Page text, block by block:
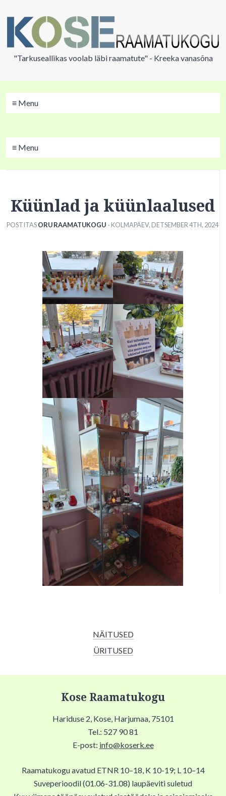
"Tarkuseallikas voolab läbi raamatute" - Kreeka vanasõna
≡ Menu
≡ Menu
Küünlad ja küünlaalused
POSTITASORU RAAMATUKOGU · KOLMAPÄEV, DETSEMBER4TH, 2024
NÄITUSED
ÜRITUSED
Kose Raamatukogu
Hariduse 2, Kose, Harjumaa, 75101
Tel.: 527 90 81
E-post: info@koserk.ee
Raamatukogu avatud ETNR 10–18, K 10-19; L 10–14
Suveperioodil (01.06-31.08) laupäeviti suletud